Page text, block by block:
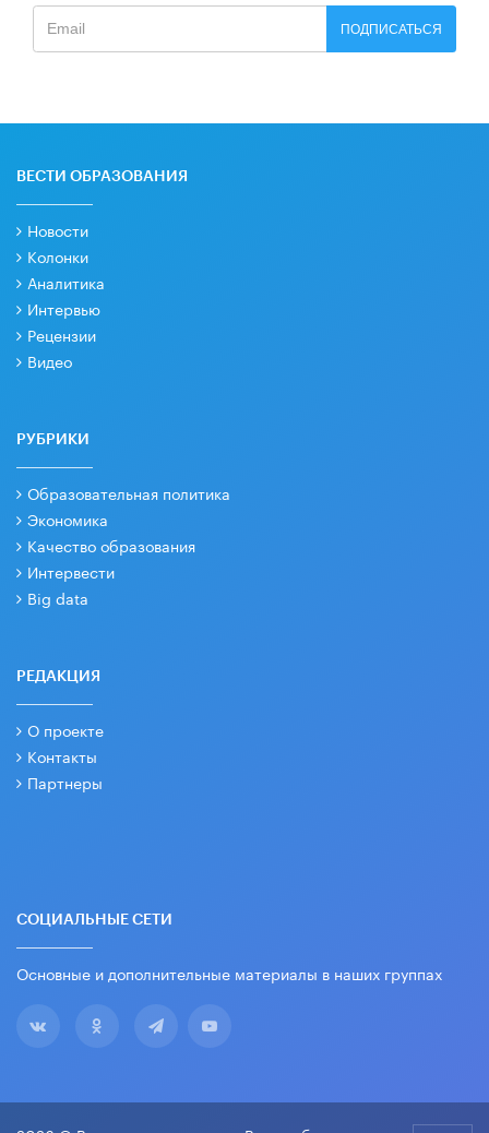
ПОДПИСАТЬСЯ
ВЕСТИ ОБРАЗОВАНИЯ
Новости
Колонки
Аналитика
Интервью
Рецензии
Видео
РУБРИКИ
Образовательная политика
Экономика
Качество образования
Интервести
Big data
РЕДАКЦИЯ
О проекте
Контакты
Партнеры
СОЦИАЛЬНЫЕ СЕТИ
Основные и дополнительные материалы в наших группах